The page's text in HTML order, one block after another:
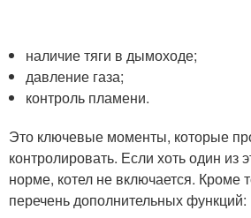
наличие тяги в дымоходе;
давление газа;
контроль пламени.
Это ключевые моменты, которые
контролировать. Если хоть один из
норме, котел не включается. Кроме
перечень дополнительных функций: